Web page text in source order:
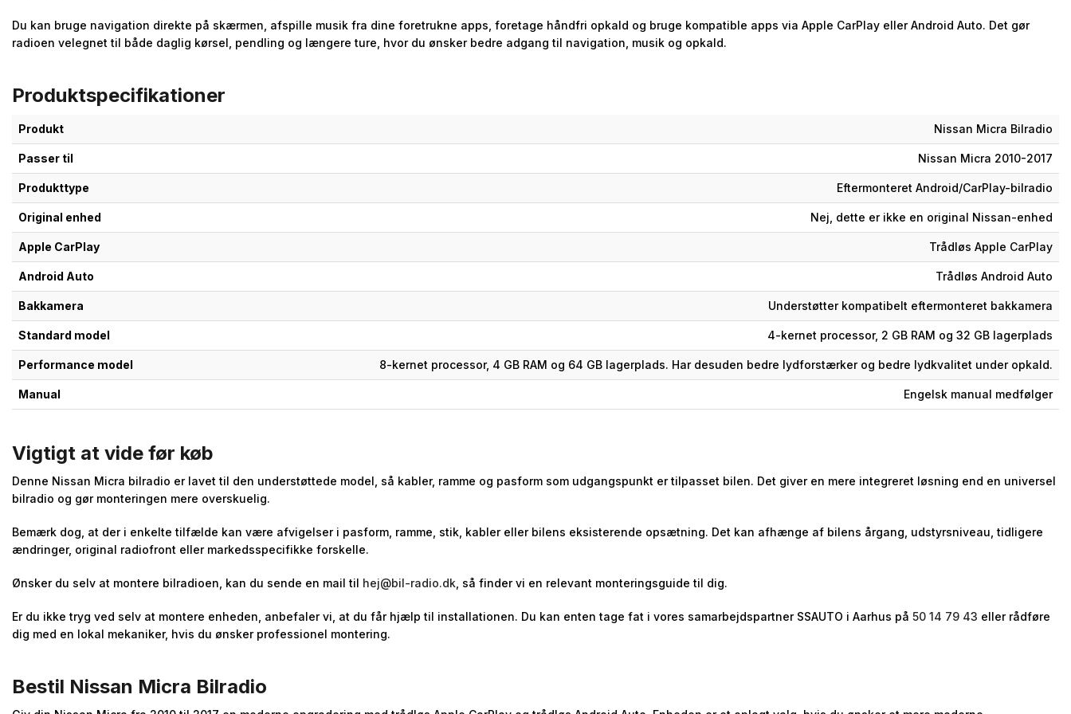
Du kan bruge navigation direkte på skærmen, afspille musik fra dine foretrukne apps, foretage håndfri opkald og bruge kompatible apps via Apple CarPlay eller Android Auto. Det gør
radioen velegnet til både daglig kørsel, pendling og længere ture, hvor du ønsker bedre adgang til navigation, musik og opkald.
Produktspecifikationer
Produkt Nissan Micra Bilradio
Passer til Nissan Micra 2010-2017
Produkttype Eftermonteret Android/CarPlay-bilradio
Original enhed Nej, dette er ikke en original Nissan-enhed
Apple CarPlay Trådløs Apple CarPlay
Android Auto Trådløs Android Auto
Bakkamera Understøtter kompatibelt eftermonteret bakkamera
Standard model 4-kernet processor, 2 GB RAM og 32 GB lagerplads
Performance model 8-kernet processor, 4 GB RAM og 64 GB lagerplads. Har desuden bedre lydforstærker og bedre lydkvalitet under opkald.
Manual Engelsk manual medfølger
Vigtigt at vide før køb
Denne Nissan Micra bilradio er lavet til den understøttede model, så kabler, ramme og pasform som udgangspunkt er tilpasset bilen. Det giver en mere integreret løsning end en universel
bilradio og gør monteringen mere overskuelig.
Bemærk dog, at der i enkelte tilfælde kan være afvigelser i pasform, ramme, stik, kabler eller bilens eksisterende opsætning. Det kan afhænge af bilens årgang, udstyrsniveau, tidligere
ændringer, original radiofront eller markedsspecifikke forskelle.
Ønsker du selv at montere bilradioen, kan du sende en mail til hej@bil-radio.dk , så finder vi en relevant monteringsguide til dig.
Er du ikke tryg ved selv at montere enheden, anbefaler vi, at du får hjælp til installationen. Du kan enten tage fat i vores samarbejdspartner SSAUTO i Aarhus på 50 14 79 43 eller rådføre
dig med en lokal mekaniker, hvis du ønsker professionel montering.
Bestil Nissan Micra Bilradio